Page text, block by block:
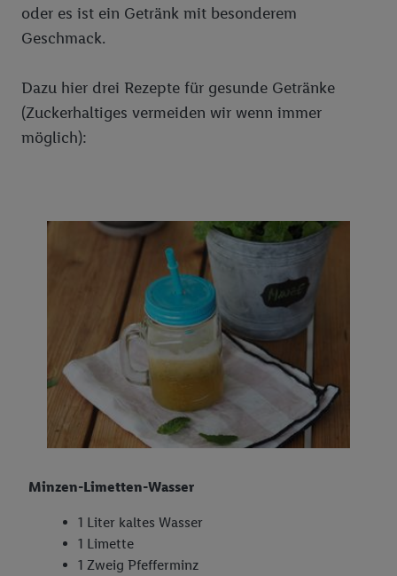
oder es ist ein Getränk mit besonderem
Geschmack.
Dazu hier drei Rezepte für gesunde Getränke
(Zuckerhaltiges vermeiden wir wenn immer
möglich):
Minzen-Limetten-Wasser
1 Liter kaltes Wasser
1 Limette
1 Zweig Pfefferminz